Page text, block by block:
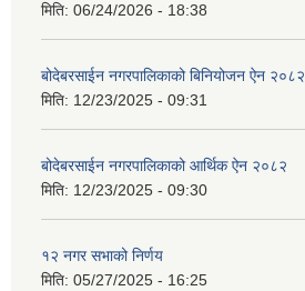
मिति: 06/24/2026 - 18:38
बोदेबरसाईन नगरपालिकाको बिनियोजन ऐन २०८२
मिति: 12/23/2025 - 09:31
बोदेबरसाईन नगरपालिकाको आर्थिक ऐन २०८२
मिति: 12/23/2025 - 09:30
१२ नगर सभाको निर्णय
मिति: 05/27/2025 - 16:25